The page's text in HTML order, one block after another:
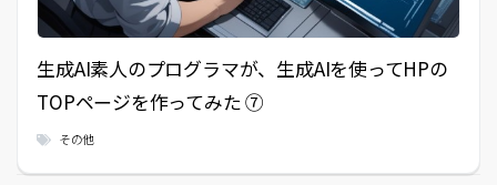
生成AI素人のプログラマが、生成AIを使ってHPの
TOPページを作ってみた ⑦
その他